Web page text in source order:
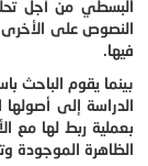
البسطي من أجل
النصوص على
فيها.
بينما يقوم الباحث
الدراسة إلى
بعملية ربط لها مع
الظاهرة الموجودة